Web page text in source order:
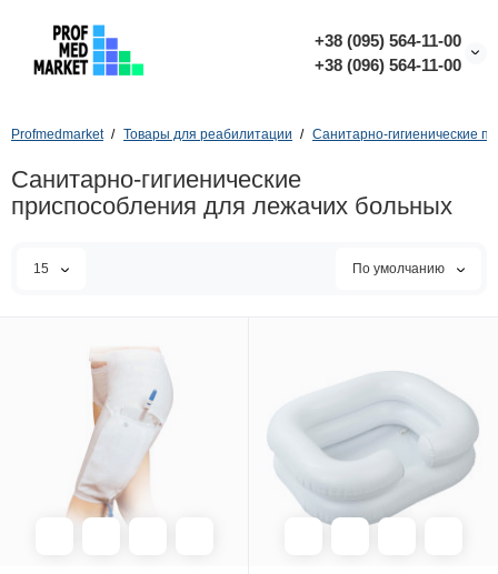
+38 (095) 564-11-00
+38 (096) 564-11-00
Profmedmarket Товары для реабилитации Санитарно-гигиенические
Санитарно-гигиенические
приспособления для лежачих больных
15 По умолчанию